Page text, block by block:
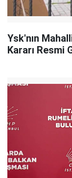
Ysk'nın
Kararı Resmi